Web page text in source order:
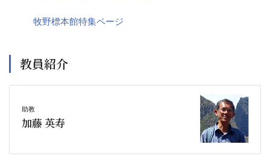
牧野標本館特集ページ
教員紹介
助教
加藤 英寿